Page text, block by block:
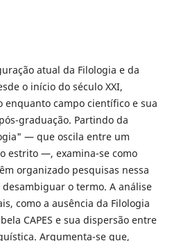
atual da Filologia e da
o início do século XXI,
enquanto campo científico e sua
graduação. Partindo da
— que oscila entre um
estrito —, examina-se como
organizado pesquisas nessa
o termo. A análise
como a ausência da Filologia
CAPES e sua dispersão entre
Argumenta-se que,